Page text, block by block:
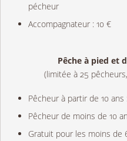
pécheur
Accompagnateur : 10 €
Pêche à pied et
(limitée à 25
Pêcheur à partir de 10 ans
Pêcheur de moins de 10
Gratuit pour les moins de